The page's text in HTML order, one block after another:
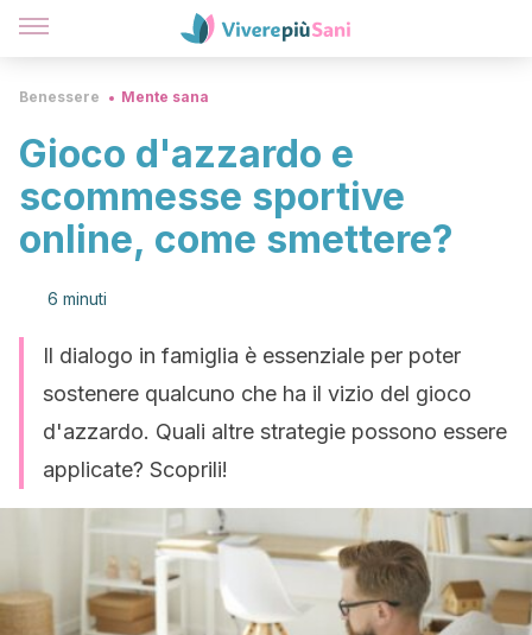
Benessere Mente sana
Gioco d'azzardo e
scommesse sportive
online, come smettere?
6 minuti
Il dialogo in famiglia è essenziale per poter
sostenere qualcuno che ha il vizio del gioco
d'azzardo. Quali altre strategie possono essere
applicate? Scoprili!